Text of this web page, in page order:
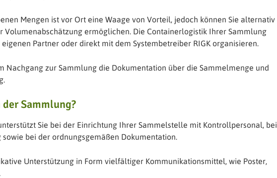
Mengen ist vor Ort eine Waage von Vorteil, jedoch können Sie alternativ
Volumenabschätzung ermöglichen. Die Containerlogistik Ihrer Sammlung
Partner oder direkt mit dem Systembetreiber RIGK organisieren.
Nachgang zur Sammlung die Dokumentation über die Sammelmenge und
Sammlung?
Sie bei der Einrichtung Ihrer Sammelstelle mit Kontrollpersonal, bei
bei der ordnungsgemäßen Dokumentation.
Unterstützung in Form vielfältiger Kommunikationsmittel, wie Poster,